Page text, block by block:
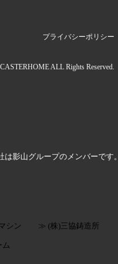
プライバシーポリシー
ALL Rights Reserved.
は影山グループのメンバーです。
シン ≫ (株)三協鋳造所
ム